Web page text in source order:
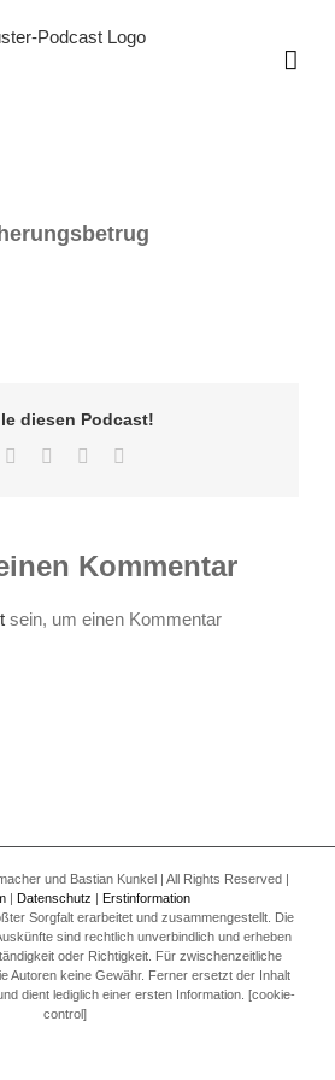
diesen Podcast!
Facebook
TwitterLinkedIn
Kommentar
sein, um einen Kommentar
und Bastian Kunkel | All Rights Reserved |
| Datenschutz | Erstinformation
Sorgfalt erarbeitet und zusammengestellt. Die
sind rechtlich unverbindlich und erheben
oder Richtigkeit. Für zwischenzeitliche
Autoren keine Gewähr. Ferner ersetzt der Inhalt
dient lediglich einer ersten Information. [cookie-
control]